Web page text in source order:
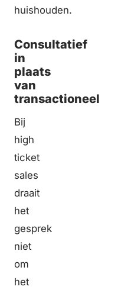
huishouden.
Consultatief
in
plaats
van
transactioneel
Bij
high
ticket
sales
draait
het
gesprek
niet
om
het